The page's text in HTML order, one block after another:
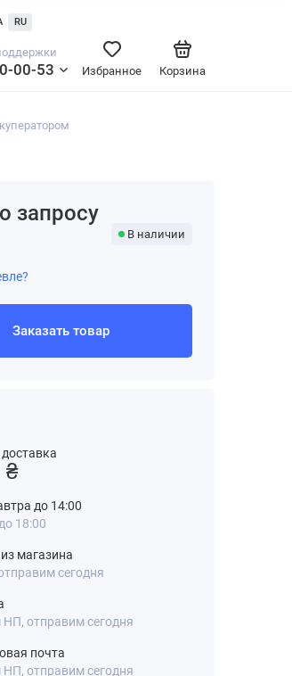
RU
00-53 Корзина
Избранное
запросу
В наличии
Заказать товар
₴
до 14:00
18:00
магазина
сегодня
отправим сегодня
почта
отправим сегодня